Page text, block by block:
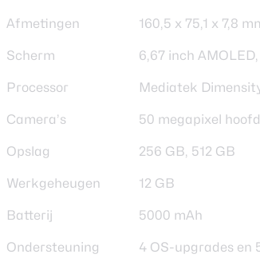
Afmetingen 160,5 x 75,1 x 7,8
Scherm 6,67 inch
Processor Mediatek
Camera’s 50 megapixel
Opslag 256 GB, 512 GB
Werkgeheugen 12 GB
Batterij 5000 mAh
Ondersteuning 4 OS-upgrades en